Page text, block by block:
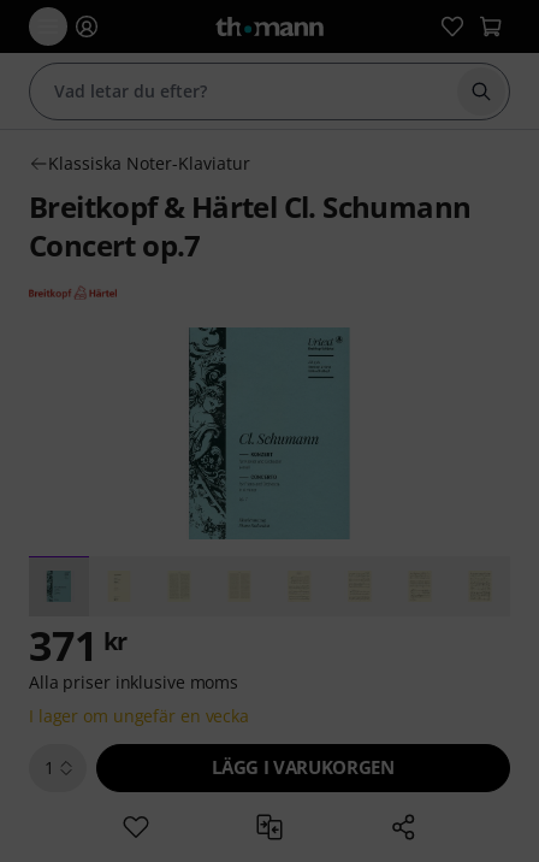
Börja
Klassiska Noter-Klaviatur
Breitkopf & Härtel Cl. Schumann
Concert op.7
371 kr
Alla priser inklusive moms
I lager om ungefär en vecka
1 LÄGG I VARUKORGEN